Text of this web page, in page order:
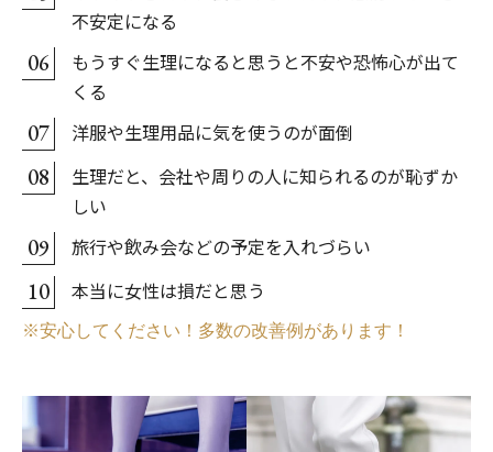
不安定になる
06
もうすぐ生理になると思うと不安や恐怖心が出て
くる
07 洋服や生理用品に気を使うのが面倒
08
生理だと、会社や周りの人に知られるのが恥ずか
しい
09 旅行や飲み会などの予定を入れづらい
10 本当に女性は損だと思う
※安心してください！多数の改善例があります！